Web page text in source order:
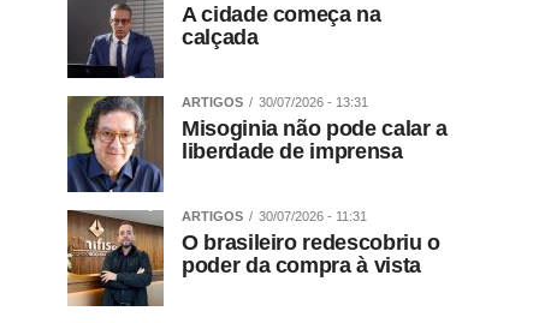
A cidade começa na
calçada
ARTIGOS 30/07/2026 - 13:31
Misoginia não pode calar a
liberdade de imprensa
ARTIGOS 30/07/2026 - 11:31
O brasileiro redescobriu o
poder da compra à vista